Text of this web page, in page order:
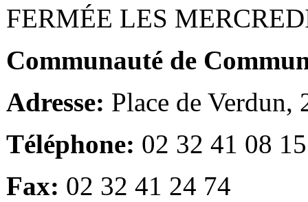
FERMÉE LES
Communauté de
Adresse: Place de Verdun,
Téléphone: 02 32 41 08 15
Fax: 02 32 41 24 74